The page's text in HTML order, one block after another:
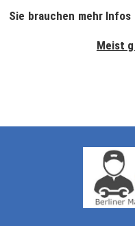
Sie brauchen mehr
Meist